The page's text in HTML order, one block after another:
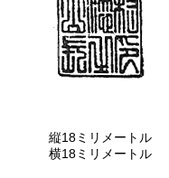
縦18ミリメートル
横18ミリメートル